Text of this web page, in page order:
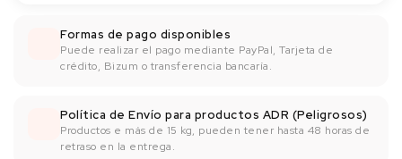
Formas de pago disponibles
Puede realizar el pago mediante PayPal, Tarjeta de
crédito, Bizum o transferencia bancaría.
Política de Envío para productos ADR (Peligrosos)
Productos e más de 15 kg, pueden tener hasta 48 horas de
retraso en la entrega.